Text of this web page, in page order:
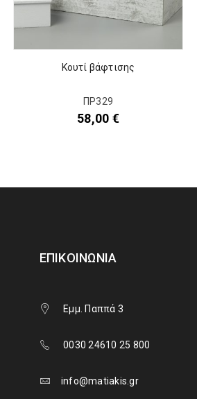
Κουτί βάφτισης
ΠΡ329
58,00 €
ΕΠΙΚΟΙΝΩΝΊΑ
Εμμ. Παππά 3
0030 24610 25 800
info@matiakis.gr